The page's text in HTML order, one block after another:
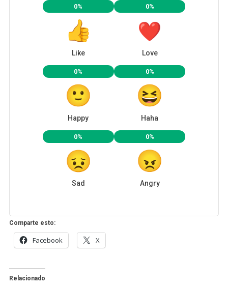
0%
Like
0%
Love
0%
Happy
0%
Haha
0%
Sad
0%
Angry
Comparte esto:
Facebook X
Relacionado